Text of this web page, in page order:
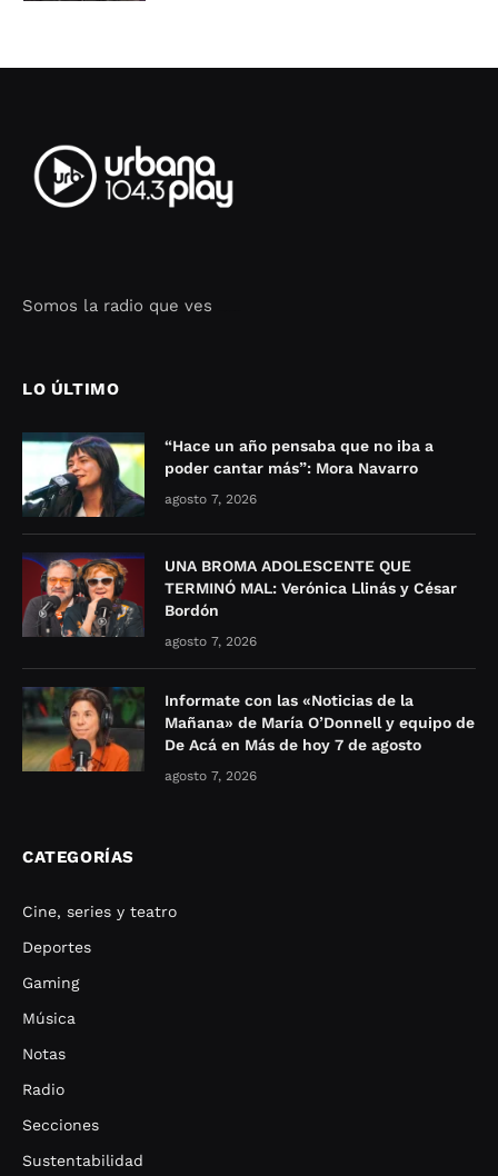
Somos la radio que ves
LO ÚLTIMO
“Hace un año pensaba que no iba a
poder cantar más”: Mora Navarro
agosto 7, 2026
UNA BROMA ADOLESCENTE QUE
TERMINÓ MAL: Verónica Llinás y César
Bordón
agosto 7, 2026
Informate con las «Noticias de la
Mañana» de María O’Donnell y equipo de
De Acá en Más de hoy 7 de agosto
agosto 7, 2026
CATEGORÍAS
Cine, series y teatro
Deportes
Gaming
Música
Notas
Radio
Secciones
Sustentabilidad